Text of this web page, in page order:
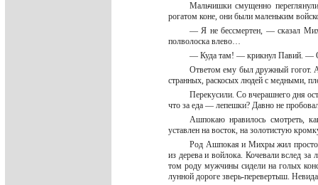
Мальчишки смущенно
рогатом коне, они были маленьким
— Я не бессмертен, — сказал
полволоска влево…
— Куда там! — крикнул Павий. —
Ответом ему был дружный гогот.
странных, раскосых людей с медными,
Перекусили. Со вчерашнего дня
что за еда — лепешки? Давно не
Ашпокаю нравилось смотреть,
уставлен на восток, на золотистую
Род Ашпокая и Михры жил просто.
из дерева и войлока. Кочевали вслед
том роду мужчины сидели на голых
лунной дороге зверь-перевертыш.